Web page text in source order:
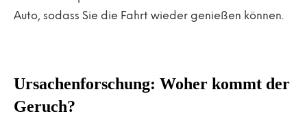
Auto, sodass Sie die Fahrt wieder genießen können.
Ursachenforschung: Woher kommt der
Geruch?